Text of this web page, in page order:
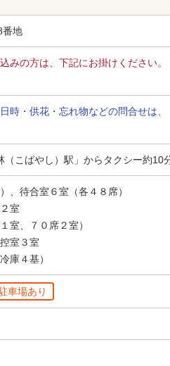
番地
みの方は、下記にお掛けください。
時・供花・忘れ物などの問合せは、
（こばやし）駅」からタクシー約10
、待合室６室（各４８席）
室
室、７０席２室）
室３室
庫４基）
車場あり